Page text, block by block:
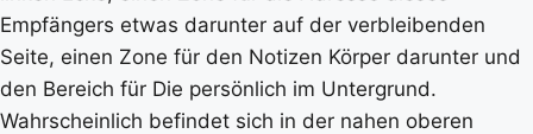
Empfängers etwas darunter auf der verbleibenden
Seite, einen Zone für den Notizen Körper darunter und
den Bereich für Die persönlich im Untergrund.
Wahrscheinlich befindet sich in der nahen oberen